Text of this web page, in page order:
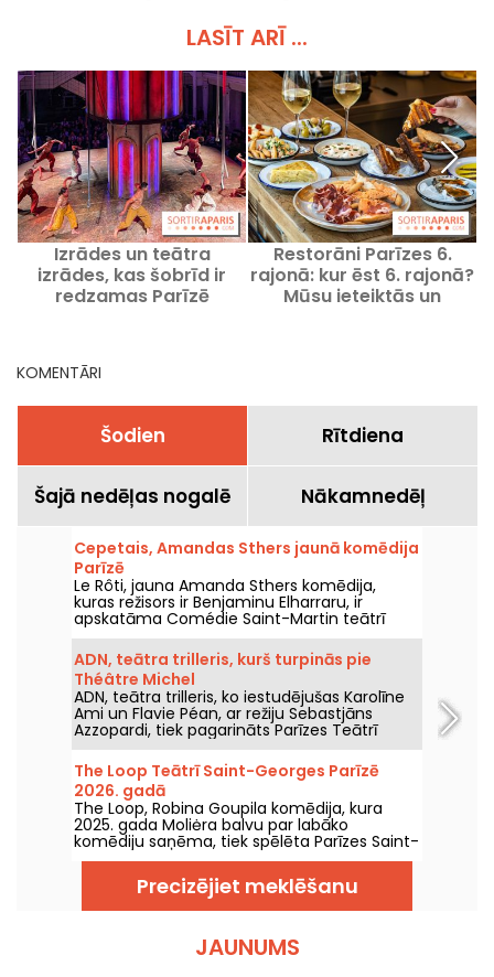
LASĪT ARĪ ...
Izrādes un teātra
izrādes, kas šobrīd ir
redzamas Parīzē
Restorāni Parīzes 6.
rajonā: kur ēst 6. rajonā?
Mūsu ieteiktās un
KOMENTĀRI
Šodien Rītdiena
Šajā nedēļas nogalē Nākamnedēļ
Cepetais, Amandas Sthers jaunā komēdija
Parīzē
Le Rôti, jauna Amanda Sthers komēdija,
kuras režisors ir Benjaminu Elharraru, ir
apskatāma Comédie Saint-Martin teātrī
Parīzē līdz 2026. gada 15. oktobrim.
ADN, teātra trilleris, kurš turpinās pie
Théâtre Michel
ADN, teātra trilleris, ko iestudējušas Karolīne
Ami un Flavie Péan, ar režiju Sebastjāns
Azzopardi, tiek pagarināts Parīzes Teātrī
Michel līdz 2026. gada 31. decembrim. Mūsu
apskats.
The Loop Teātrī Saint-Georges Parīzē
2026. gadā
The Loop, Robina Goupila komēdija, kura
2025. gada Moliėra balvu par labāko
komēdiju saņēma, tiek spēlēta Parīzes Saint-
Georges teātrī līdz 2026. gada 15.
Precizējiet meklēšanu
JAUNUMS